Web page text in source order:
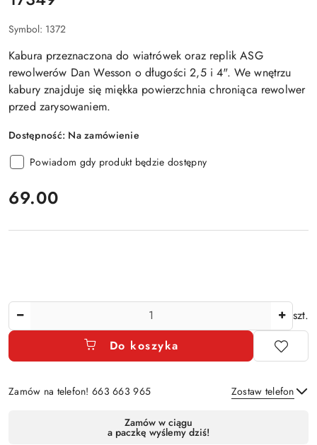
Symbol: 1372
Kabura przeznaczona do wiatrówek oraz replik ASG
rewolwerów Dan Wesson o długości 2,5 i 4". We wnętrzu
kabury znajduje się miękka powierzchnia chroniąca rewolwer
przed zarysowaniem.
Dostępność: Na zamówienie
Powiadom gdy produkt będzie dostępny
cena:
69.00
szt.
Do koszyka
Zamów na telefon! 663 663 965 Zostaw telefon
Zamów w ciągu
a paczkę wyślemy dziś!